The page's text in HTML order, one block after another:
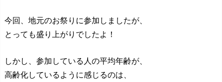
今回、地元のお祭りに参加しましたが、
とっても盛り上がりでしたよ！
しかし、参加している人の平均年齢が、
高齢化しているように感じるのは、